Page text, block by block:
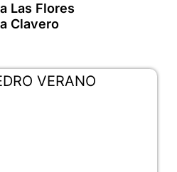
Las Flores
Clavero